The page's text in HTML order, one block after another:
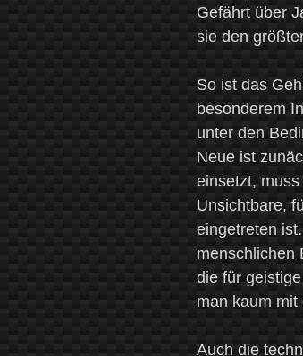
Gefährt über
sie den
So ist das
besonderem
unter den
Neue ist
einsetzt,
Unsichtbare,
eingetreten
menschlichen
die für
man kaum
Auch die